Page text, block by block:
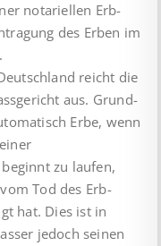
notariellen Erb­
des Erben im
reicht die
aus. Grund­
Erbe, wenn
zu laufen,
Tod des Erb­
hat. Dies ist in
jedoch seinen